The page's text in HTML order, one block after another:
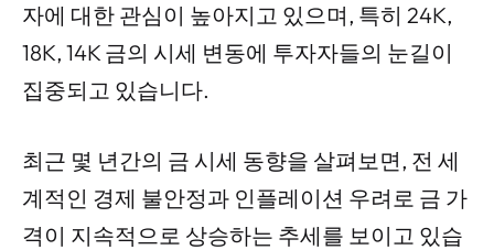
자에 대한 관심이 높아지고 있으며, 특히 24K,
18K, 14K 금의 시세 변동에 투자자들의 눈길이
집중되고 있습니다.
최근 몇 년간의 금 시세 동향을 살펴보면, 전 세
계적인 경제 불안정과 인플레이션 우려로 금 가
격이 지속적으로 상승하는 추세를 보이고 있습